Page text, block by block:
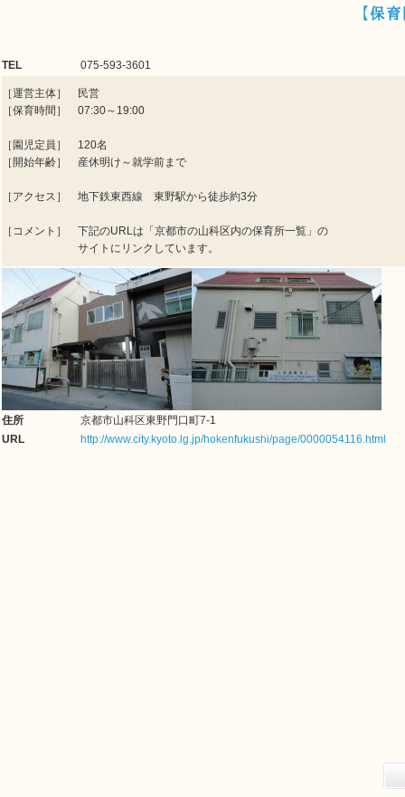
【保
TEL 075-593-3601
［運営主体］ 民営
［保育時間］ 07:30～19:00
［園児定員］ 120名
［開始年齢］ 産休明け～就学前まで
［アクセス］ 地下鉄東西線 東野駅から徒歩約3分
［コメント］ 下記のURLは「京都市の山科区内の保育所一覧」の
サイトにリンクしています。
住所
京都市山科区東野門口町7-1
URL
http://www.city.kyoto.lg.jp/hokenfukushi/page/0000054116.html